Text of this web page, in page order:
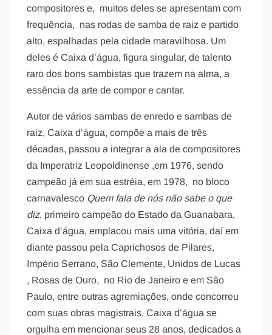
compositores e, muitos deles se apresentam com
frequência, nas rodas de samba de raiz e partido
alto, espalhadas pela cidade maravilhosa. Um
deles é Caixa d’água, figura singular, de talento
raro dos bons sambistas que trazem na alma, a
essência da arte de compor e cantar.
Autor de vários sambas de enredo e sambas de
raiz, Caixa d’água, compõe a mais de três
décadas, passou a integrar a ala de compositores
da Imperatriz Leopoldinense ,em 1976, sendo
campeão já em sua estréia, em 1978, no bloco
carnavalesco Quem fala de nós não sabe o que
diz, primeiro campeão do Estado da Guanabara,
Caixa d’água, emplacou mais uma vitória, daí em
diante passou pela Caprichosos de Pilares,
Império Serrano, São Clemente, Unidos de Lucas
, Rosas de Ouro, no Rio de Janeiro e em São
Paulo, entre outras agremiações, onde concorreu
com suas obras magistrais, Caixa d’água se
orgulha em mencionar seus 28 anos, dedicados a